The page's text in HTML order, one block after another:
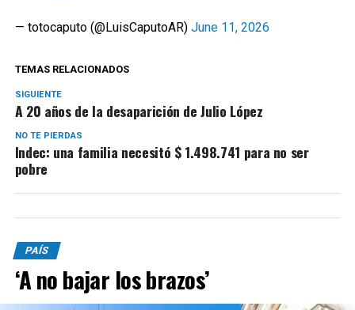
— totocaputo (@LuisCaputoAR) June 11, 2026
TEMAS RELACIONADOS
SIGUIENTE
A 20 años de la desaparición de Julio López
NO TE PIERDAS
Indec: una familia necesitó $ 1.498.741 para no ser
pobre
PAÍS
‘A no bajar los brazos’